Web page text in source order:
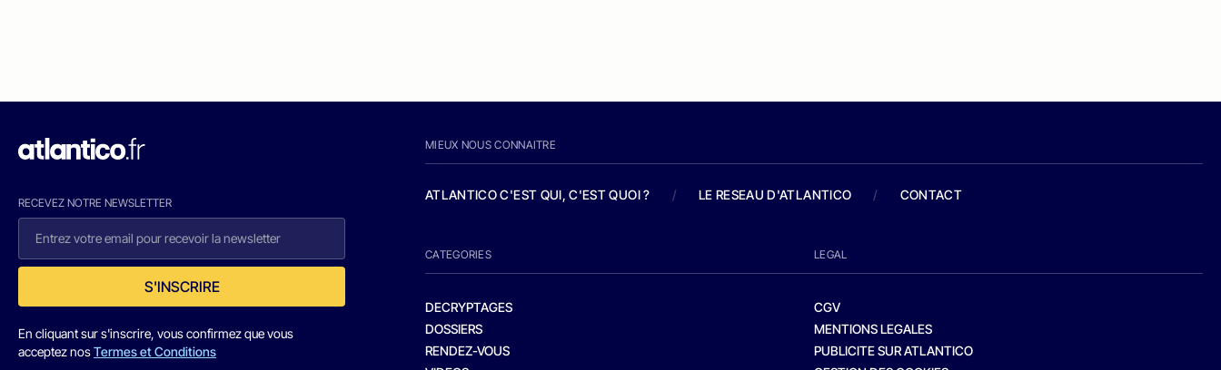
RECEVEZ NOTRE NEWSLETTER
S'INSCRIRE
En cliquant sur s'inscrire, vous confirmez que vous
acceptez nosTermes et Conditions
MIEUX NOUS CONNAITRE
ATLANTICO C'EST QUI, C'EST QUOI ? / LE RESEAU D'ATLANTICO / CONTACT
CATEGORIES
DECRYPTAGES
DOSSIERS
RENDEZ-VOUS
LEGAL
CGV
MENTIONS LEGALES
PUBLICITE SUR ATLANTICO